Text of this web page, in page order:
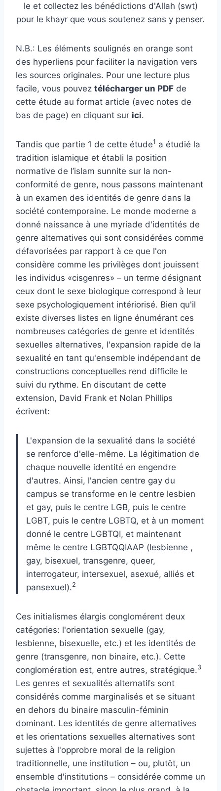
le et collectez les bénédictions d'Allah (swt)
pour le khayr que vous soutenez sans y penser.
N.B.: Les éléments soulignés en orange sont
des hyperliens pour faciliter la navigation vers
les sources originales. Pour une lecture plus
facile, vous pouvez télécharger un PDF de
cette étude au format article (avec notes de
bas de page) en cliquant sur ici.
Tandis que partie 1 de cette étude1 a étudié la
tradition islamique et établi la position
normative de l’islam sunnite sur la non-
conformité de genre, nous passons maintenant
à un examen des identités de genre dans la
société contemporaine. Le monde moderne a
donné naissance à une myriade d'identités de
genre alternatives qui sont considérées comme
défavorisées par rapport à ce que l'on
considère comme les privilèges dont jouissent
les individus «cisgenres» – un terme désignant
ceux dont le sexe biologique correspond à leur
sexe psychologiquement intériorisé. Bien qu'il
existe diverses listes en ligne énumérant ces
nombreuses catégories de genre et identités
sexuelles alternatives, l'expansion rapide de la
sexualité en tant qu'ensemble indépendant de
constructions conceptuelles rend difficile le
suivi du rythme. En discutant de cette
extension, David Frank et Nolan Phillips
écrivent:
L'expansion de la sexualité dans la société
se renforce d'elle-même. La légitimation de
chaque nouvelle identité en engendre
d'autres. Ainsi, l'ancien centre gay du
campus se transforme en le centre lesbien
et gay, puis le centre LGB, puis le centre
LGBT, puis le centre LGBTQ, et à un moment
donné le centre LGBTQI, et maintenant
même le centre LGBTQQIAAP (lesbienne ,
gay, bisexuel, transgenre, queer,
interrogateur, intersexuel, asexué, alliés et
pansexuel).2
Ces initialismes élargis conglomérent deux
catégories: l'orientation sexuelle (gay,
lesbienne, bisexuelle, etc.) et les identités de
genre (transgenre, non binaire, etc.). Cette
conglomération est, entre autres, stratégique.3
Les genres et sexualités alternatifs sont
considérés comme marginalisés et se situant
en dehors du binaire masculin-féminin
dominant. Les identités de genre alternatives
et les orientations sexuelles alternatives sont
sujettes à l'opprobre moral de la religion
traditionnelle, une institution – ou, plutôt, un
ensemble d'institutions – considérée comme un